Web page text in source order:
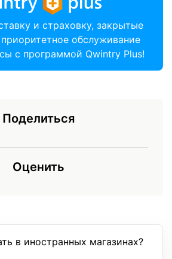
и страховку, закрытые
обслуживание
с программой Qwintry Plus!
Поделиться
Оценить
в иностранных магазинах?